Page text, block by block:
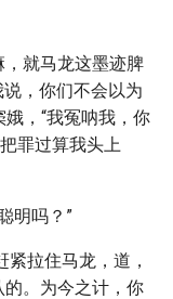
，就马龙这墨迹脾
，你们不会以为
，“我冤呐我，你
罪过算我头上
明吗？”
紧拉住马龙，道，
的。为今之计，你